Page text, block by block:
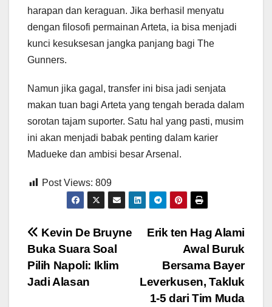
harapan dan keraguan. Jika berhasil menyatu
dengan filosofi permainan Arteta, ia bisa menjadi
kunci kesuksesan jangka panjang bagi The
Gunners.
Namun jika gagal, transfer ini bisa jadi senjata
makan tuan bagi Arteta yang tengah berada dalam
sorotan tajam suporter. Satu hal yang pasti, musim
ini akan menjadi babak penting dalam karier
Madueke dan ambisi besar Arsenal.
Post Views: 809
Post
navigation
Erik ten Hag Alami
Awal Buruk
Bersama Bayer
Leverkusen, Takluk
1-5 dari Tim Muda
Kevin De Bruyne
Buka Suara Soal
Pilih Napoli: Iklim
Jadi Alasan